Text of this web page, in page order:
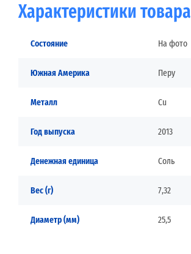
Характеристики товара
Состояние На фото
Южная Америка Перу
Металл Cu
Год выпуска 2013
Денежная единица Соль
Вес (г) 7,32
Диаметр (мм) 25,5